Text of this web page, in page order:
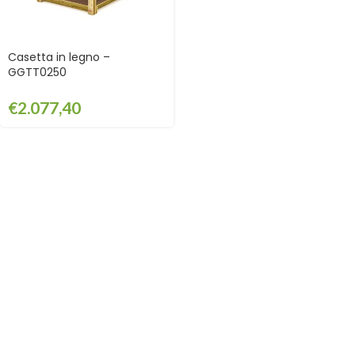
Casetta in legno –
GGTT0250
€2.077,40